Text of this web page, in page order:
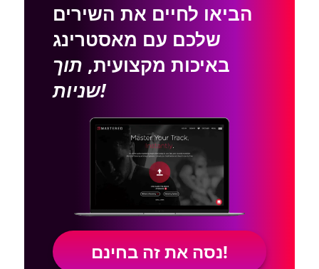
הביאו לחיים את השירים
שלכם עם מאסטרינג
באיכות מקצועית, תוך
שניות!
נסה את זה בחינם!